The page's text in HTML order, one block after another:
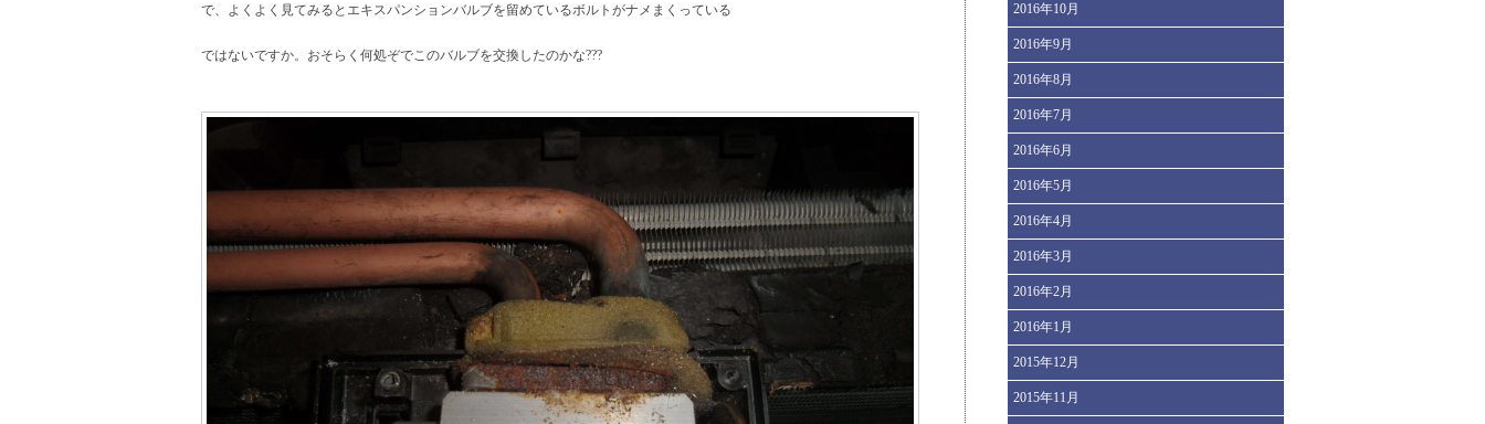
で、よくよく見てみるとエキスパンションバルブを留めているボルトがナメまくっている
ではないですか。おそらく何処ぞでこのバルブを交換したのかな???
2016年10月
2016年9月
2016年8月
2016年7月
2016年6月
2016年5月
2016年4月
2016年3月
2016年2月
2016年1月
2015年12月
2015年11月